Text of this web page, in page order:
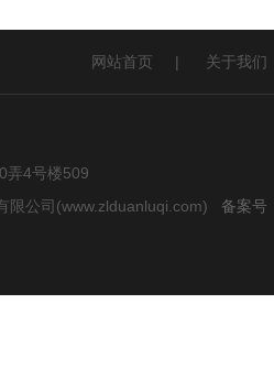
网站首页 | 关于我们
弄4号楼509
限公司(www.zlduanluqi.com) 备案号